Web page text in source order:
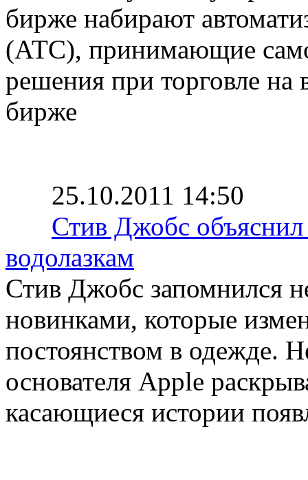
бирже набирают
(АТС), принимающие
решения при торговле
бирже
25.10.2011 14:50
Стив Джобс
водолазкам
Стив Джобс запомнился
новинками, которые
постоянством в одежде.
основателя Apple
касающиеся истории